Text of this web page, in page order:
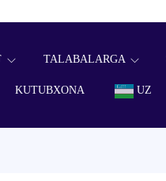
TALABALARGA
KUTUBXONA UZ